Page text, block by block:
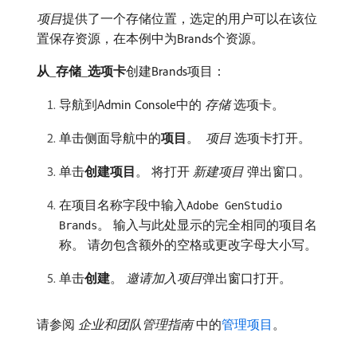
项目​提供了一个存储位置，选定的用户可以在该位
置保存资源，在本例中为Brands个资源。
从​_存储_选项卡​创建Brands项目：
导航到Admin Console中的​ 存储​选项卡。
单击侧面导航中的​项目。 项目 ​选项卡打开。
单击​创建项目。 将打开​ 新建项目 ​弹出窗口。
在项目名称字段中输入Adobe GenStudio
Brands。 输入与此处显示的完全相同的项目名
称。 请勿包含额外的空格或更改字母大小写。
单击​创建。 邀请加入项目​弹出窗口打开。
请参阅​ 企业和团队管理指南​中的管理项目 。